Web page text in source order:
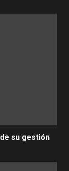
su gestión